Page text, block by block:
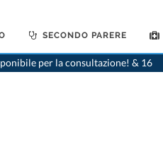
SECONDO PARERE
per la consultazione! & 16
>Dentista